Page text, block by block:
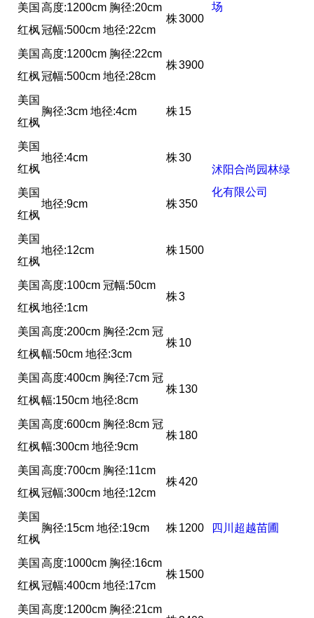
场
美国
红枫
高度:1200cm 胸径:20cm
冠幅:500cm 地径:22cm
株3000
美国
红枫
高度:1200cm 胸径:22cm
冠幅:500cm 地径:28cm
株3900
美国
红枫
胸径:3cm 地径:4cm 株15
沭阳合尚园林绿
化有限公司
美国
红枫
地径:4cm 株30
美国
红枫
地径:9cm 株350
美国
红枫
地径:12cm 株1500
美国
红枫
高度:100cm 冠幅:50cm
地径:1cm
株3
四川超越苗圃
美国
红枫
高度:200cm 胸径:2cm 冠
幅:50cm 地径:3cm
株10
美国
红枫
高度:400cm 胸径:7cm 冠
幅:150cm 地径:8cm
株130
美国
红枫
高度:600cm 胸径:8cm 冠
幅:300cm 地径:9cm
株180
美国
红枫
高度:700cm 胸径:11cm
冠幅:300cm 地径:12cm
株420
美国
红枫
胸径:15cm 地径:19cm 株1200
美国
红枫
高度:1000cm 胸径:16cm
冠幅:400cm 地径:17cm
株1500
美国 高度:1200cm 胸径:21cm